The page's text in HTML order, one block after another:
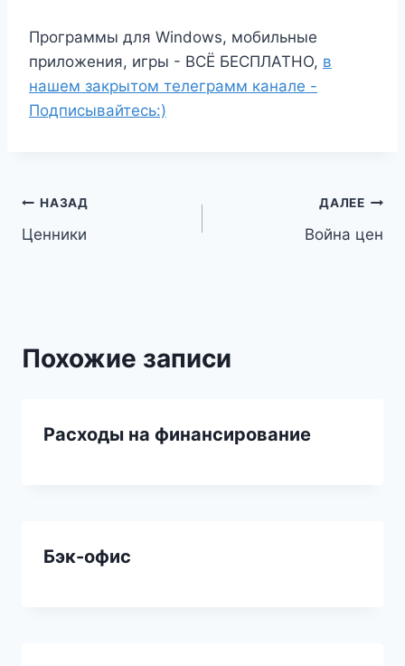
Программы для Windows, мобильные
приложения, игры - ВСЁ БЕСПЛАТНО, в
нашем закрытом телеграмм канале -
Подписывайтесь:)
Навигация
по
НАЗАД
Ценники
ДАЛЕЕ
Война цен
Похожие записи
Расходы на финансирование
Бэк-офис